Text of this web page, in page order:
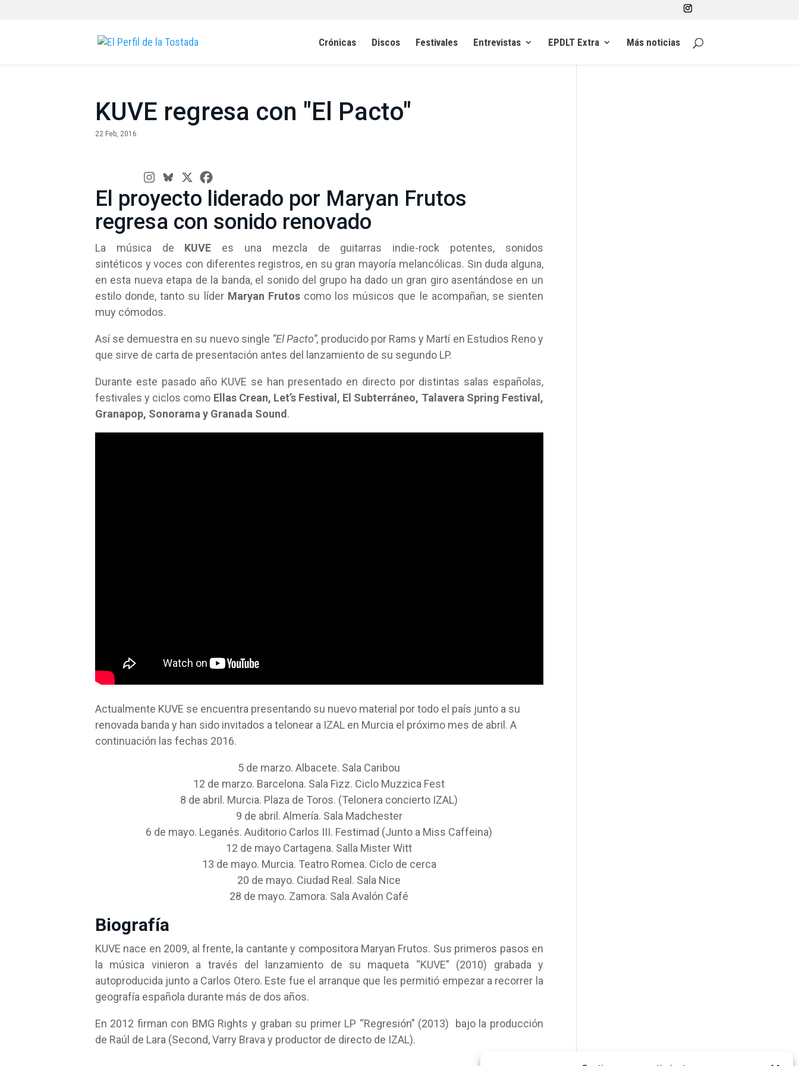
Crónicas Discos Festivales Entrevistas EPDLT Extra Más noticias
KUVE regresa con "El Pacto"
22 Feb, 2016
El proyecto liderado por Maryan Frutos
regresa con sonido renovado
La música de KUVE es una mezcla de guitarras indie-rock potentes, sonidos
sintéticos y voces con diferentes registros, en su gran mayoría melancólicas. Sin duda alguna,
en esta nueva etapa de la banda, el sonido del grupo ha dado un gran giro asentándose en un
estilo donde, tanto su líder Maryan Frutoscomo los músicos que le acompañan, se sienten
muy cómodos.
Así se demuestra en su nuevo single “El Pacto”, producido por Rams y Martí en Estudios Reno y
que sirve de carta de presentación antes del lanzamiento de su segundo LP.
Durante este pasado año KUVE se han presentado en directo por distintas salas españolas,
festivales y ciclos como Ellas Crean, Let’s Festival, El Subterráneo, Talavera Spring Festival,
Granapop, Sonorama y Granada Sound .
Actualmente KUVE se encuentra presentando su nuevo material por todo el país junto a su
renovada banda y han sido invitados a telonear a IZAL en Murcia el próximo mes de abril. A
continuación las fechas 2016.
5 de marzo. Albacete. Sala Caribou
12 de marzo. Barcelona. Sala Fizz. Ciclo Muzzica Fest
8 de abril. Murcia. Plaza de Toros. (Telonera concierto IZAL)
9 de abril. Almería. Sala Madchester
6 de mayo. Leganés. Auditorio Carlos III. Festimad (Junto a Miss Caffeina)
12 de mayo Cartagena. Salla Mister Witt
13 de mayo. Murcia. Teatro Romea. Ciclo de cerca
20 de mayo. Ciudad Real. Sala Nice
28 de mayo. Zamora. Sala Avalón Café
Biografía
KUVE nace en 2009, al frente, la cantante y compositora Maryan Frutos. Sus primeros pasos en
la música vinieron a través del lanzamiento de su maqueta “KUVE” (2010) grabada y
autoproducida junto a Carlos Otero. Este fue el arranque que les permitió empezar a recorrer la
geografía española durante más de dos años.
En 2012 firman con BMG Rights y graban su primer LP “Regresión” (2013) bajo la producción
de Raúl de Lara (Second, Varry Brava y productor de directo de IZAL).